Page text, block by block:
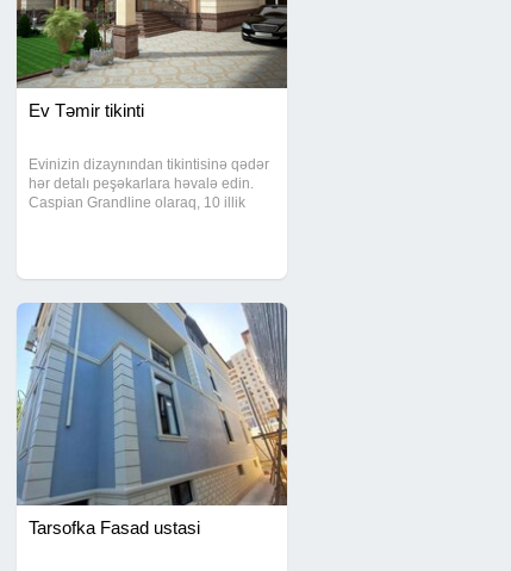
Ev Təmir tikinti
Evinizin dizaynından tikintisinə qədər
hər detalı peşəkarlara həvalə edin.
Caspian Grandline olaraq, 10 illik
memarlıq
Tarsofka Fasad ustasi